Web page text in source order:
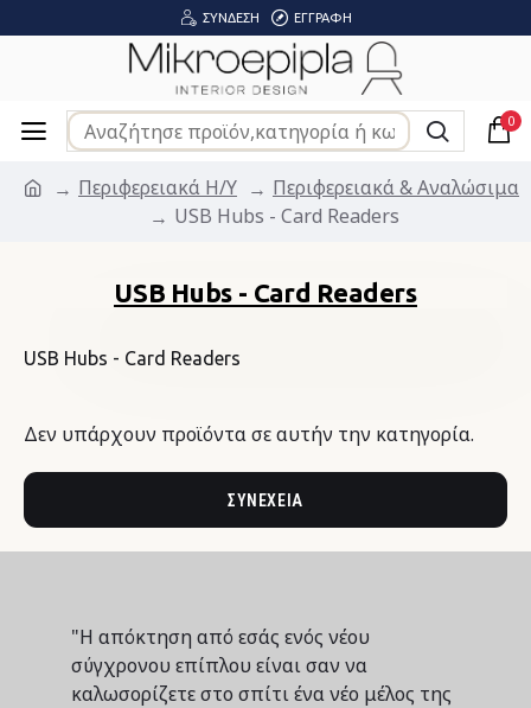
ΣΎΝΔΕΣΗ ΕΓΓΡΑΦΉ
0
Περιφερειακά Η/Υ
Περιφερειακά & Αναλώσιμα
USB Hubs - Card Readers
USB Hubs - Card Readers
USB Hubs - Card Readers
Δεν υπάρχουν προϊόντα σε αυτήν την κατηγορία.
ΣΥΝΈΧΕΙΑ
"Η απόκτηση από εσάς ενός νέου
σύγχρονου επίπλου είναι σαν να
καλωσορίζετε στο σπίτι ένα νέο μέλος της